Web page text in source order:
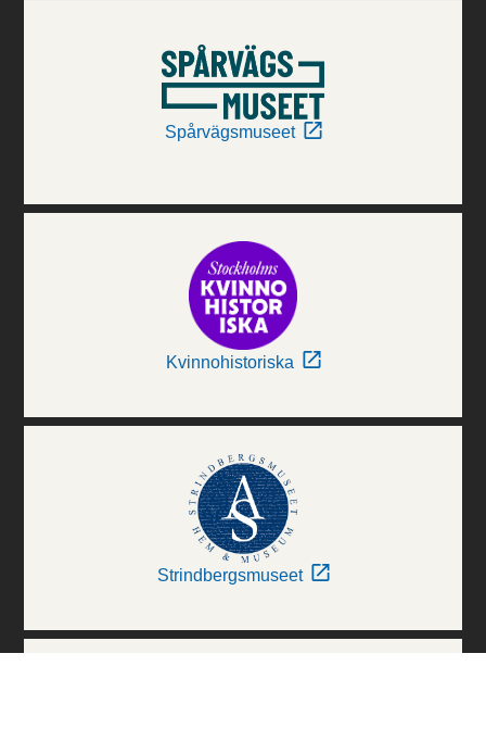
Spårvägsmuseet
Kvinnohistoriska
Strindbergsmuseet